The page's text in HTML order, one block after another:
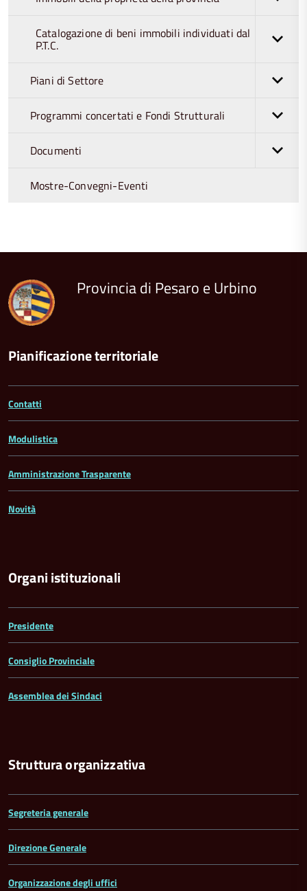
Catalogazione di beni immobili individuati dal
P.T.C.
Piani di Settore
Programmi concertati e Fondi Strutturali
Documenti
Mostre-Convegni-Eventi
del
Provincia di Pesaro e Urbino
Pianificazione territoriale
Contatti
Modulistica
Amministrazione Trasparente
Novità
Organi istituzionali
Presidente
Consiglio Provinciale
Assemblea dei Sindaci
Struttura organizzativa
Segreteria generale
Direzione Generale
Organizzazione degli uffici